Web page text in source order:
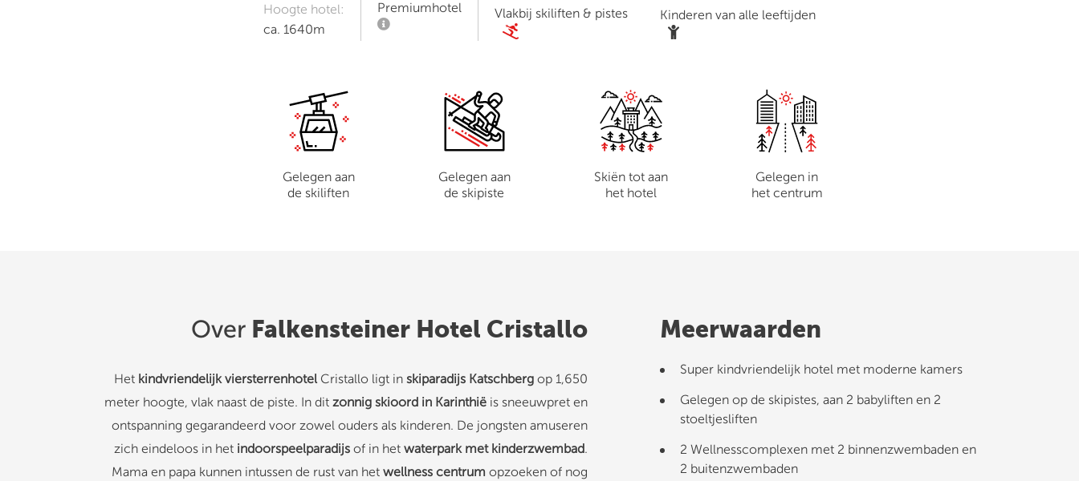
Hoogte hotel:
ca. 1640m
Premiumhotel Vlakbij skiliften & pistes Kinderen van alle leeftijden
Gelegen aan
de skiliften
Gelegen aan
de skipiste
Skiën tot aan
het hotel
Gelegen in
het centrum
Over Falkensteiner Hotel Cristallo
Het kindvriendelijk viersterrenhotelCristallo ligt in skiparadijs Katschberg op 1,650
meter hoogte, vlak naast de piste. In dit zonnig skioord in Karinthië is sneeuwpret en
ontspanning gegarandeerd voor zowel ouders als kinderen. De jongsten amuseren
zich eindeloos in het indoorspeelparadijs of in het waterpark met kinderzwembad.
Mama en papa kunnen intussen de rust van het wellness centrum opzoeken of nog
Meerwaarden
Super kindvriendelijk hotel met moderne kamers
Gelegen op de skipistes, aan 2 babyliften en 2
stoeltjesliften
2 Wellnesscomplexen met 2 binnenzwembaden en
2 buitenzwembaden